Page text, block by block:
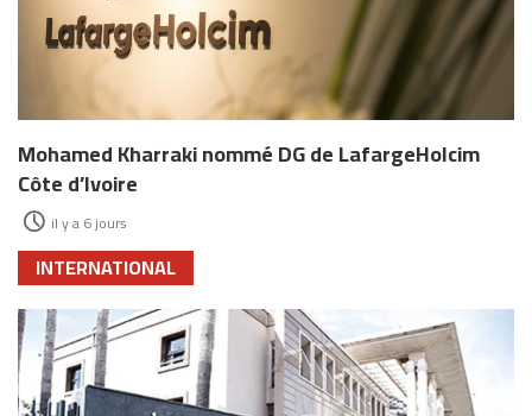
Mohamed Kharraki nommé DG de LafargeHolcim
Côte d’Ivoire
il y a 6 jours
INTERNATIONAL